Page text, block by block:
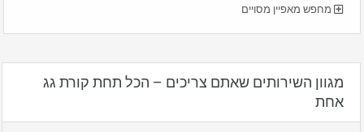
מחפש מאפיין מסויים
מגוון השירותים שאתם צריכים – הכל תחת קורת גג
אחת